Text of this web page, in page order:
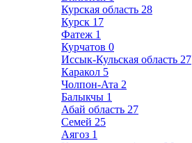
Курская область 28
Курск 17
Фатеж 1
Курчатов 0
Иссык-Кульская область 27
Каракол 5
Чолпон-Ата 2
Балыкчы 1
Абай область 27
Семей 25
Аягоз 1